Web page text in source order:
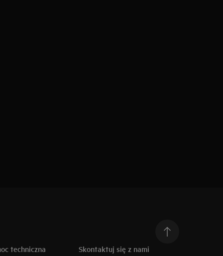
techniczna Skontaktuj się z nami